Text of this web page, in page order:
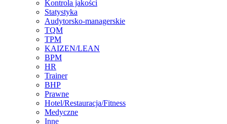
Kontrola jakości
Statystyka
Audytorsko-managerskie
TQM
TPM
KAIZEN/LEAN
BPM
HR
Trainer
BHP
Prawne
Hotel/Restauracja/Fitness
Medyczne
Inne